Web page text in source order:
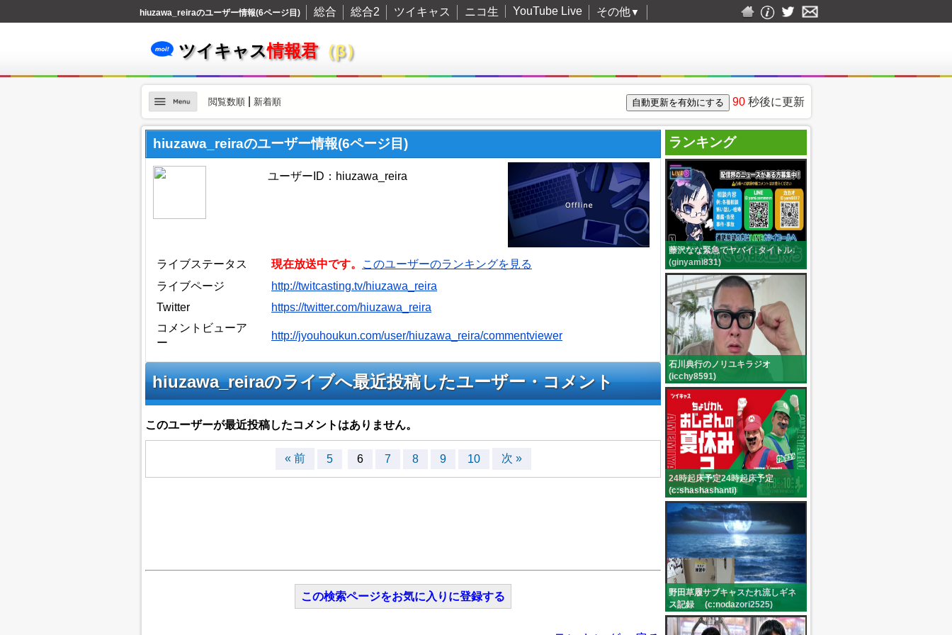
hiuzawa_reiraのユーザー情報(6ページ目) 総合 総合2 ツイキャス ニコ生 YouTube Live その他▼
ツイキャス情報君（β）
閲覧数順| 新着順 90秒後に更新
hiuzawa_reiraのユーザー情報(6ページ目)
ユーザーID：hiuzawa_reira
ライブステータス 現在放送中です。
このユーザーのランキングを見る
ライブページ
http://twitcasting.tv/hiuzawa_reira
Twitter
https://twitter.com/hiuzawa_reira
コメントビューア
ー
http://jyouhoukun.com/user/hiuzawa_reira/commentviewer
hiuzawa_reiraのライブへ最近投稿したユーザー・コメント
このユーザーが最近投稿したコメントはありません。
« 前 5 6 7 8 9 10 次 »
この検索ページをお気に入りに登録する
ランキング
藤沢なな緊急でヤバイ↓タイトル↓
(ginyami831)
石川典行のノリユキラジオ
(icchy8591)
24時起床予定24時起床予定
(c:shashashanti)
野田草履サブキャスたれ流しギネ
ス記録 (c:nodazori2525)